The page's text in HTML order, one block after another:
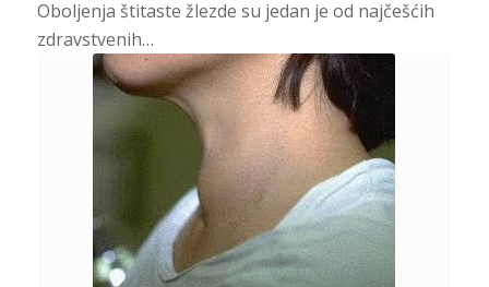
Oboljenja štitaste žlezde su jedan je od najčešćih
zdravstvenih…